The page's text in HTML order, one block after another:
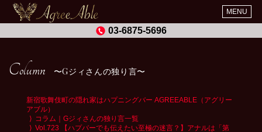
MENU
03-6875-5696
Column Gジィさんの独り言
新宿歌舞伎町の隠れ家はハプニングバー AGREEABLE（アグリー
アブル）
コラム｜Gジィさんの独り言一覧
Vol.723 【ハプバーでも伝えたい至極の迷言？】アナルは「第